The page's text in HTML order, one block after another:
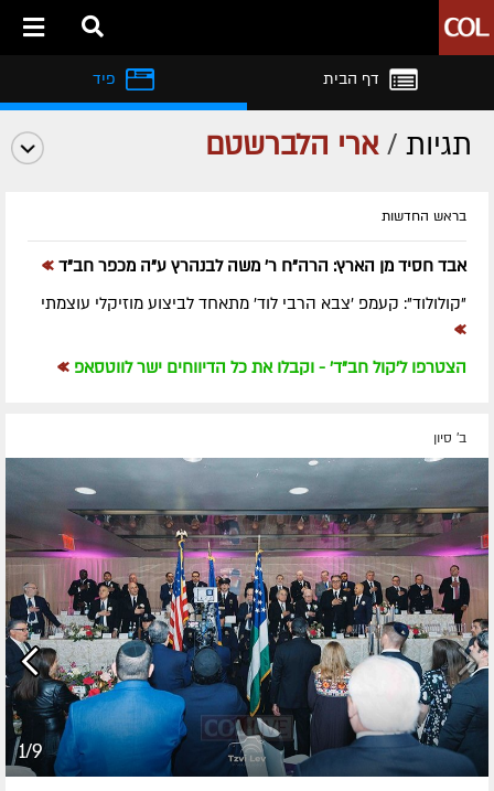
דף הבית
תגיות /ארי הלברשטם
בראש החדשות
אבד חסיד מן הארץ: הרה"ח ר' משה לבנהרץ ע"ה מכפר חב"ד »
"קולולוד": קעמפ 'צבא הרבי לוד' מתאחד לביצוע מוזיקלי עוצמתי
»
הצטרפו ל'קול חב"ד' - וקבלו את כל הדיווחים ישר לווטסאפ »
ב' סיון
1/9